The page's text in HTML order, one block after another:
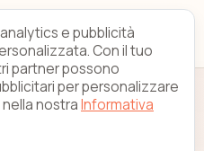
e pubblicità
Con il tuo
partner possono
per personalizzare
nella nostraInformativa